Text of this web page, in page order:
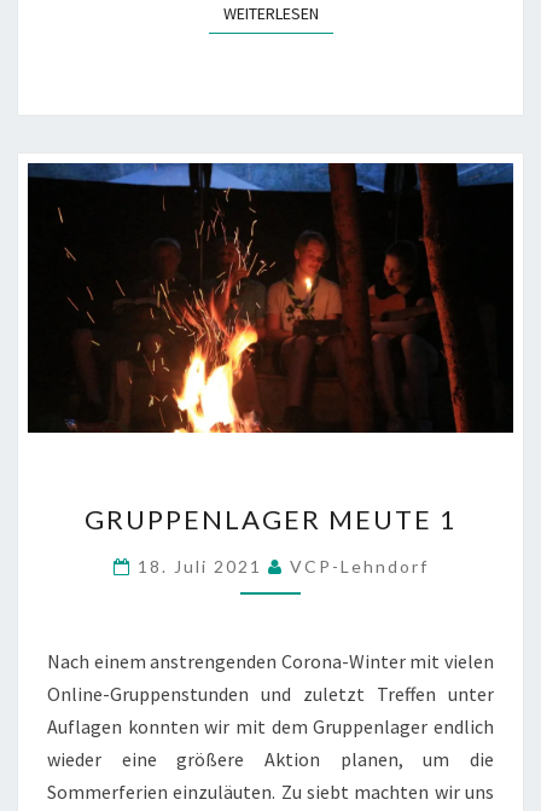
WEITERLESENWEITERLESEN
MEUTE
1
GRUPPENLAGER MEUTE 1
18. Juli 2021 VCP-Lehndorf
Nach einem anstrengenden Corona-Winter mit vielen
Online-Gruppenstunden und zuletzt Treffen unter
Auflagen konnten wir mit dem Gruppenlager endlich
wieder eine größere Aktion planen, um die
Sommerferien einzuläuten. Zu siebt machten wir uns